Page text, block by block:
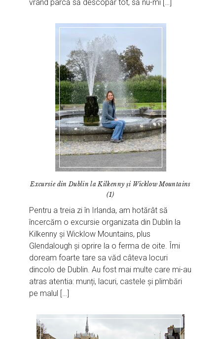
vrând parcă să descopăr tot, să nu-mi […]
Excursie din Dublin la Kilkenny și Wicklow Mountains
(1)
Pentru a treia zi în Irlanda, am hotărât să
încercăm o excursie organizata din Dublin la
Kilkenny și Wicklow Mountains, plus
Glendalough și oprire la o ferma de oite. Îmi
doream foarte tare sa văd câteva locuri
dincolo de Dublin. Au fost mai multe care mi-au
atras atentia: munți, lacuri, castele și plimbări
pe malul […]